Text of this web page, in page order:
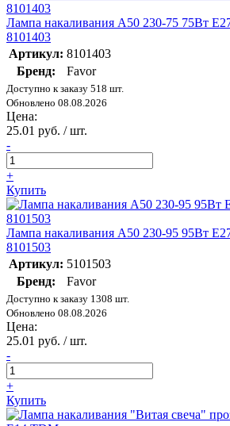
Лампа накаливания А50 230-75 75Вт
8101403
Артикул: 8101403
Бренд:
Favor
Доступно к заказу 518 шт.
Обновлено 08.08.2026
Цена:
25.01 руб. / шт.
-
+
Купить
Лампа накаливания А50 230-95 95Вт
8101503
Артикул: 5101503
Бренд:
Favor
Доступно к заказу 1308 шт.
Обновлено 08.08.2026
Цена:
25.01 руб. / шт.
-
+
Купить